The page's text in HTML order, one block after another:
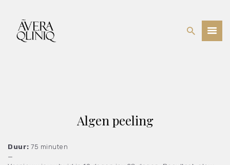
OVER ONSAlgen peeling
Duur: 75 minuten
—